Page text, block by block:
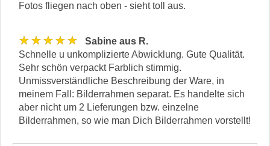
Fotos fliegen nach oben - sieht toll aus.
★★★★★
Sabine aus R.
Schnelle u unkomplizierte Abwicklung. Gute Qualität.
Sehr schön verpackt Farblich stimmig.
Unmissverständliche Beschreibung der Ware, in
meinem Fall: Bilderrahmen separat. Es handelte sich
aber nicht um 2 Lieferungen bzw. einzelne
Bilderrahmen, so wie man Dich Bilderrahmen vorstellt!